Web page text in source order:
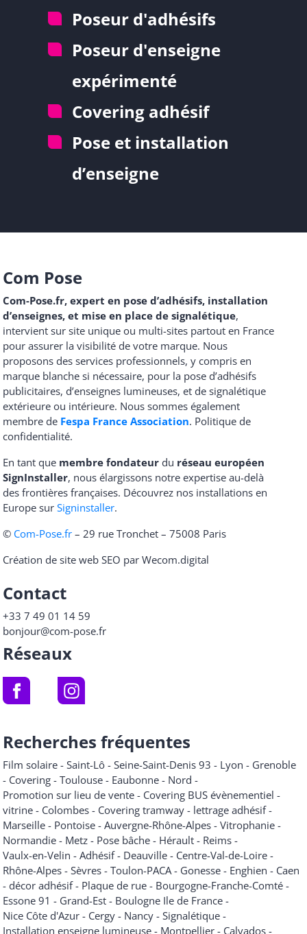
Poseur d'adhésifs
Poseur d'enseigne
expérimenté
Covering adhésif
Pose et installation
d’enseigne
Com Pose
Com-Pose.fr, expert en pose d’adhésifs, installation
d’enseignes, et mise en place de signalétique,
intervient sur site unique ou multi-sites partout en France
pour assurer la visibilité de votre marque. Nous
proposons des services professionnels, y compris en
marque blanche si nécessaire, pour la pose d’adhésifs
publicitaires, d’enseignes lumineuses, et de signalétique
extérieure ou intérieure. Nous sommes également
membre de Fespa France Association. Politique de
confidentialité.
En tant que membre fondateur du réseau européen
SignInstaller, nous élargissons notre expertise au-delà
des frontières françaises. Découvrez nos installations en
Europe sur Signinstaller.
© Com-Pose.fr – 29 rue Tronchet – 75008 Paris
Création de site web SEO par Wecom.digital
Contact
+33 7 49 01 14 59
bonjour@com-pose.fr
Réseaux
Recherches fréquentes
Film solaire - Saint-Lô - Seine-Saint-Denis 93 - Lyon - Grenoble
- Covering - Toulouse - Eaubonne - Nord -
Promotion sur lieu de vente - Covering BUS évènementiel -
vitrine - Colombes - Covering tramway - lettrage adhésif -
Marseille - Pontoise - Auvergne-Rhône-Alpes - Vitrophanie -
Normandie - Metz - Pose bâche - Hérault - Reims -
Vaulx-en-Velin - Adhésif - Deauville - Centre-Val-de-Loire -
Rhône-Alpes - Sèvres - Toulon-PACA - Gonesse - Enghien - Caen
- décor adhésif - Plaque de rue - Bourgogne-Franche-Comté -
Essone 91 - Grand-Est - Boulogne Ile de France -
Nice Côte d'Azur - Cergy - Nancy - Signalétique -
Installation enseigne lumineuse - Montpellier - Calvados -